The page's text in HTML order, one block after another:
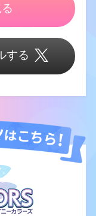
する